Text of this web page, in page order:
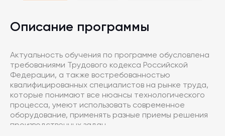
Описание программы
Актуальность обучения по программе обусловлена
требованиями Трудового кодекса Российской
Федерации, а также востребованностью
квалифицированных специалистов на рынке труда,
которые понимают все нюансы технологического
процесса, умеют использовать современное
оборудование, применять разные приемы решения
производственных задач.